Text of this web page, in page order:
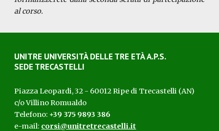
al corso.
UNITRE UNIVERSITÀ DELLE TRE ETÀA.P.S.
SEDE TRECASTELLI
Piazza Leopardi, 32 - 60012 Ripe di Trecastelli (AN)
c/o Villino Romualdo
Telefono: +39 375 9893 386
e-mail: corsi@unitretrecastelli.it